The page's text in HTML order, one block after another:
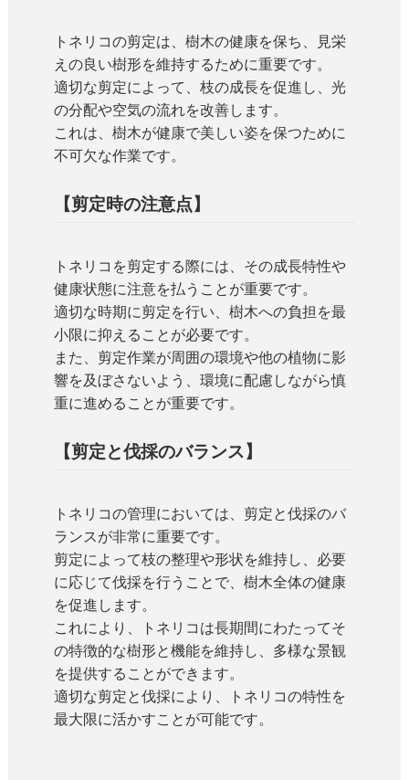
トネリコの剪定は、樹木の健康を保ち、見栄
えの良い樹形を維持するために重要です。
適切な剪定によって、枝の成長を促進し、光
の分配や空気の流れを改善します。
これは、樹木が健康で美しい姿を保つために
不可欠な作業です。
【剪定時の注意点】
トネリコを剪定する際には、その成長特性や
健康状態に注意を払うことが重要です。
適切な時期に剪定を行い、樹木への負担を最
小限に抑えることが必要です。
また、剪定作業が周囲の環境や他の植物に影
響を及ぼさないよう、環境に配慮しながら慎
重に進めることが重要です。
【剪定と伐採のバランス】
トネリコの管理においては、剪定と伐採のバ
ランスが非常に重要です。
剪定によって枝の整理や形状を維持し、必要
に応じて伐採を行うことで、樹木全体の健康
を促進します。
これにより、トネリコは長期間にわたってそ
の特徴的な樹形と機能を維持し、多様な景観
を提供することができます。
適切な剪定と伐採により、トネリコの特性を
最大限に活かすことが可能です。